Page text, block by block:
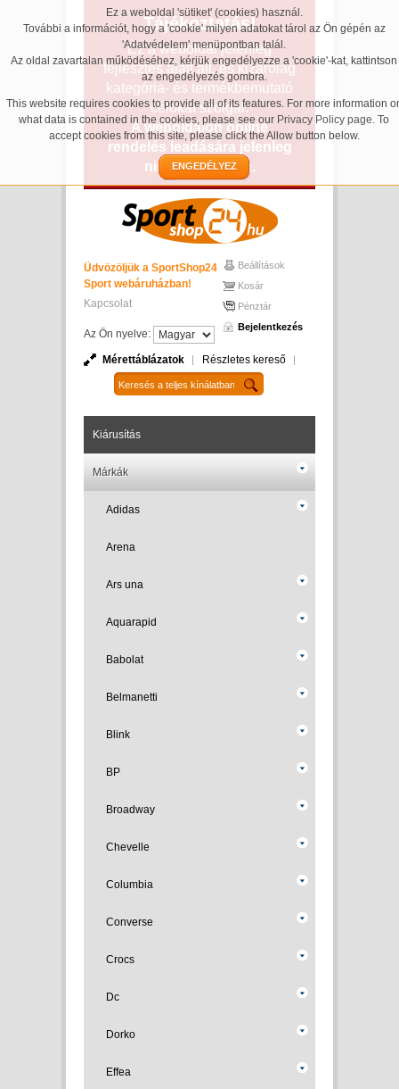
Ez a weboldal 'sütiket' (cookies) használ.
További a információt, hogy a 'cookie' milyen adatokat tárol az Ön gépén az
'Adatvédelem' menüpontban talál.
Az oldal zavartalan működéséhez, kérjük engedélyezze a 'cookie'-kat, kattintson
az engedélyezés gombra.
This website requires cookies to provide all of its features. For more information
what data is contained in the cookies, please see our Privacy Policy page. To
accept cookies from this site, please click the Allow button below.
ENGEDÉLYEZ
Tájékoztatás!
Ez a weboldal jelenleg
fejlesztés alatt áll, és kizárólag
kategória- és termékbemutató
célokat szolgál.
A weboldalon online
rendelés leadására jelenleg
nincs lehetőség.
Üdvözöljük a SportShop24
Sport webáruházban!
Kapcsolat
Az Ön nyelve:
Beállítások
Kosár
Pénztár
Bejelentkezés
Mérettáblázatok Részletes kereső
Kiárusítás
Márkák
Adidas
Arena
Ars una
Aquarapid
Babolat
Belmanetti
Blink
BP
Broadway
Chevelle
Columbia
Converse
Crocs
Dc
Dorko
Effea